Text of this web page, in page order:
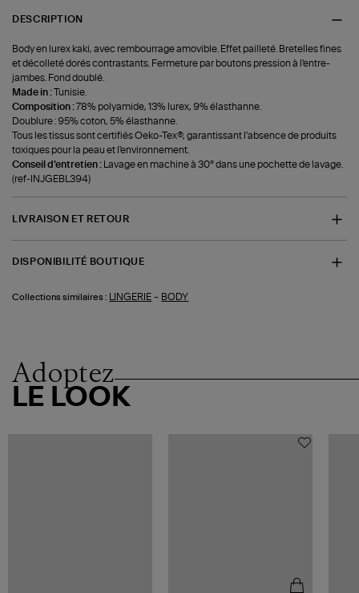
DESCRIPTION
Body en lurex kaki, avec rembourrage amovible. Effet pailleté. Bretelles fines
et décolleté dorés contrastants. Fermeture par boutons pression à l'entre-
jambes. Fond doublé.
Made in :
Tunisie.
Composition : 78% polyamide, 13% lurex, 9% élasthanne.
Doublure : 95% coton, 5% élasthanne.
Tous les tissus sont certifiés Oeko-Tex®, garantissant l'absence de produits
toxiques pour la peau et l'environnement.
Conseil d'entretien :
Lavage en machine à 30° dans une pochette de lavage.
(ref-INJGEBL394)
LIVRAISON ET RETOUR
DISPONIBILITÉ BOUTIQUE
Collections similaires : LINGERIE - BODY
Adoptez
LE LOOK